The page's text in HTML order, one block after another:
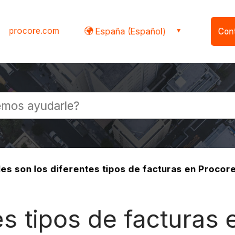
procore.com España (Español)
son los diferentes tipos de facturas en
tipos de facturas